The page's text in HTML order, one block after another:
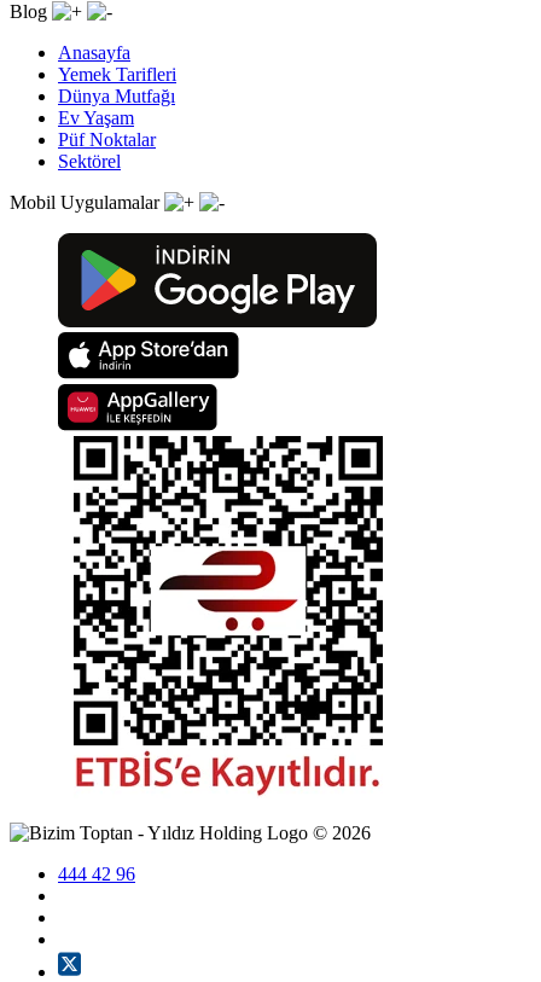
Blog
Anasayfa
Yemek Tarifleri
Dünya Mutfağı
Ev Yaşam
Püf Noktalar
Sektörel
Mobil Uygulamalar
© 2026
444 42 96